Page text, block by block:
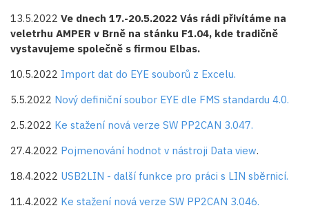
13.5.2022 Ve dnech 17.-20.5.2022 Vás rádi přivítáme na
veletrhu AMPER v Brně na stánku F1.04, kde tradičně
vystavujeme společně s firmou Elbas.
10.5.2022 Import dat do EYE souborů z Excelu.
5.5.2022 Nový definiční soubor EYE dle FMS standardu 4.0.
2.5.2022 Ke stažení nová verze SW PP2CAN 3.047.
27.4.2022 Pojmenování hodnot v nástroji Data view.
18.4.2022 USB2LIN - další funkce pro práci s LIN sběrnicí.
11.4.2022 Ke stažení nová verze SW PP2CAN 3.046.